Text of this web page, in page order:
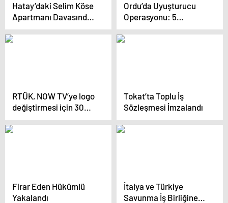
Hatay’daki Selim Köse
Apartmanı Davasında
Sanıkların Tutuklanma
Talebi Reddedildi
Ordu’da Uyuşturucu
Operasyonu: 5
Tutuklama
RTÜK, NOW TV’ye logo
değiştirmesi için 30
gün süre verdi
Tokat’ta Toplu İş
Sözleşmesi İmzalandı
Firar Eden Hükümlü
Yakalandı
İtalya ve Türkiye
Savunma İş Birliğine